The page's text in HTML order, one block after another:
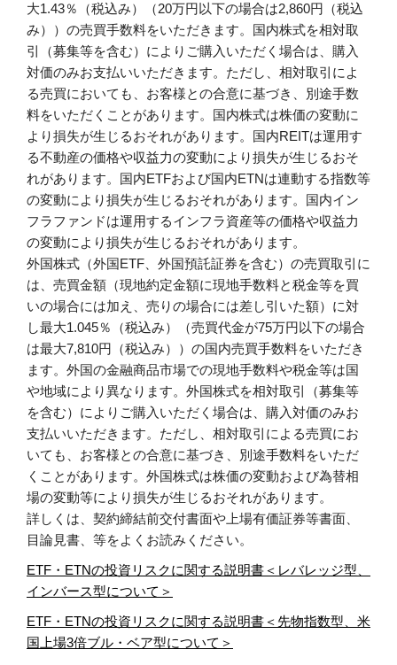
大1.43％（税込み）（20万円以下の場合は2,860円（税込
み））の売買手数料をいただきます。国内株式を相対取
引（募集等を含む）によりご購入いただく場合は、購入
対価のみお支払いいただきます。ただし、相対取引によ
る売買においても、お客様との合意に基づき、別途手数
料をいただくことがあります。国内株式は株価の変動に
より損失が生じるおそれがあります。国内REITは運用す
る不動産の価格や収益力の変動により損失が生じるおそ
れがあります。国内ETFおよび国内ETNは連動する指数等
の変動により損失が生じるおそれがあります。国内イン
フラファンドは運用するインフラ資産等の価格や収益力
の変動により損失が生じるおそれがあります。
外国株式（外国ETF、外国預託証券を含む）の売買取引に
は、売買金額（現地約定金額に現地手数料と税金等を買
いの場合には加え、売りの場合には差し引いた額）に対
し最大1.045％（税込み）（売買代金が75万円以下の場合
は最大7,810円（税込み））の国内売買手数料をいただき
ます。外国の金融商品市場での現地手数料や税金等は国
や地域により異なります。外国株式を相対取引（募集等
を含む）によりご購入いただく場合は、購入対価のみお
支払いいただきます。ただし、相対取引による売買にお
いても、お客様との合意に基づき、別途手数料をいただ
くことがあります。外国株式は株価の変動および為替相
場の変動等により損失が生じるおそれがあります。
詳しくは、契約締結前交付書面や上場有価証券等書面、
目論見書、等をよくお読みください。
ETF・ETNの投資リスクに関する説明書＜レバレッジ型、
インバース型について＞
ETF・ETNの投資リスクに関する説明書＜先物指数型、米
国上場3倍ブル・ベア型について＞